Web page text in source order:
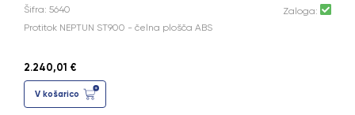
Šifra: 5640
Zaloga:
Protitok NEPTUN ST900 - čelna plošča ABS
2.240,01 €
V košarico